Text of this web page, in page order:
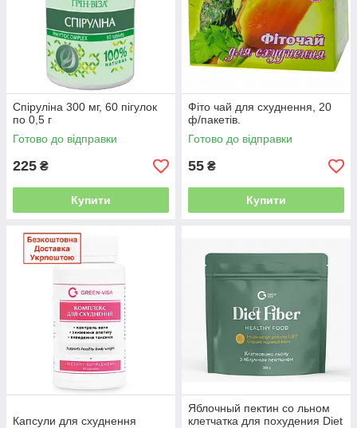
Спіруліна 300 мг, 60 пігулок
по 0,5 г
Готово до відправки
225 ₴
Купити
Фіто чай для схуднення, 20
ф/пакетів.
Готово до відправки
55 ₴
Купити
Капсули для схуднення
Яблочный пектин со льном
клетчатка для похудения Diet